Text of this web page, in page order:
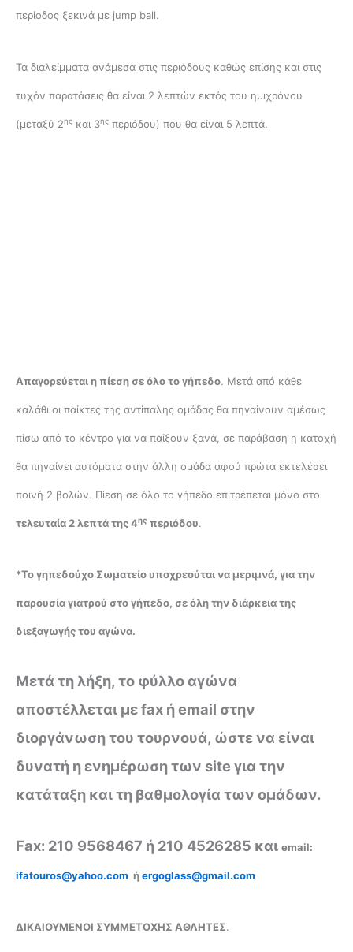
περίοδος ξεκινά με jump ball.
Τα διαλείμματα ανάμεσα στις περιόδους καθώς επίσης και στις
τυχόν παρατάσεις θα είναι 2 λεπτών εκτός του ημιχρόνου
(μεταξύ 2ης και 3ης περιόδου) που θα είναι 5 λεπτά.
Απαγορεύεται η πίεση σε όλο το γήπεδο. Μετά από κάθε
καλάθι οι παίκτες της αντίπαλης ομάδας θα πηγαίνουν αμέσως
πίσω από το κέντρο για να παίξουν ξανά, σε παράβαση η κατοχή
θα πηγαίνει αυτόματα στην άλλη ομάδα αφού πρώτα εκτελέσει
ποινή 2 βολών. Πίεση σε όλο το γήπεδο επιτρέπεται μόνο στο
τελευταία 2 λεπτά της 4ης περιόδου.
*Το γηπεδούχο Σωματείο υποχρεούται να μεριμνά, για την
παρουσία γιατρού στο γήπεδο, σε όλη την διάρκεια της
διεξαγωγής του αγώνα.
Μετά τη λήξη, το φύλλο αγώνα
αποστέλλεται μεfax ήemail στην
διοργάνωση του τουρνουά, ώστε να είναι
δυνατή η ενημέρωση των site για την
κατάταξη και τη βαθμολογία των ομάδων.
Fax: 210 9568467 ή 210 4526285 και email:
ifatouros@yahoo.com ήergoglass@gmail.com
ΔΙΚΑΙΟΥΜΕΝΟΙ ΣΥΜΜΕΤΟΧΗΣ ΑΘΛΗΤΕΣ.